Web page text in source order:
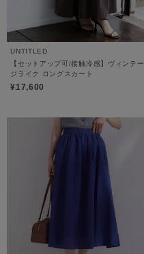
UNTITLED
【セットアップ可/接触冷感】ヴィンテー
ジライク ロングスカート
¥17,600